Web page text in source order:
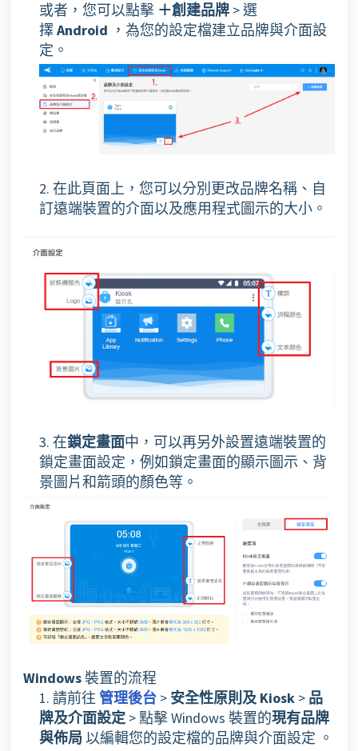
或者，您可以點擊 ＋創建品牌 > 選
擇Android ，為您的設定檔建立品牌與介面設
定。
2. 在此頁面上，您可以分別更改品牌名稱、自
訂遠端裝置的介面以及應用程式圖示的大小。
3. 在鎖定畫面中，可以再另外設置遠端裝置的
鎖定畫面設定，例如鎖定畫面的顯示圖示、背
景圖片和箭頭的顏色等。
Windows裝置的流程
1. 請前往 管理後台 > 安全性原則及 Kiosk > 品
牌及介面設定 > 點擊 Windows 裝置的現有品牌
與佈局以編輯您的設定檔的品牌與介面設定 。